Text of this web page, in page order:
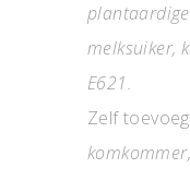
melksuiker,
E621.
Zelf